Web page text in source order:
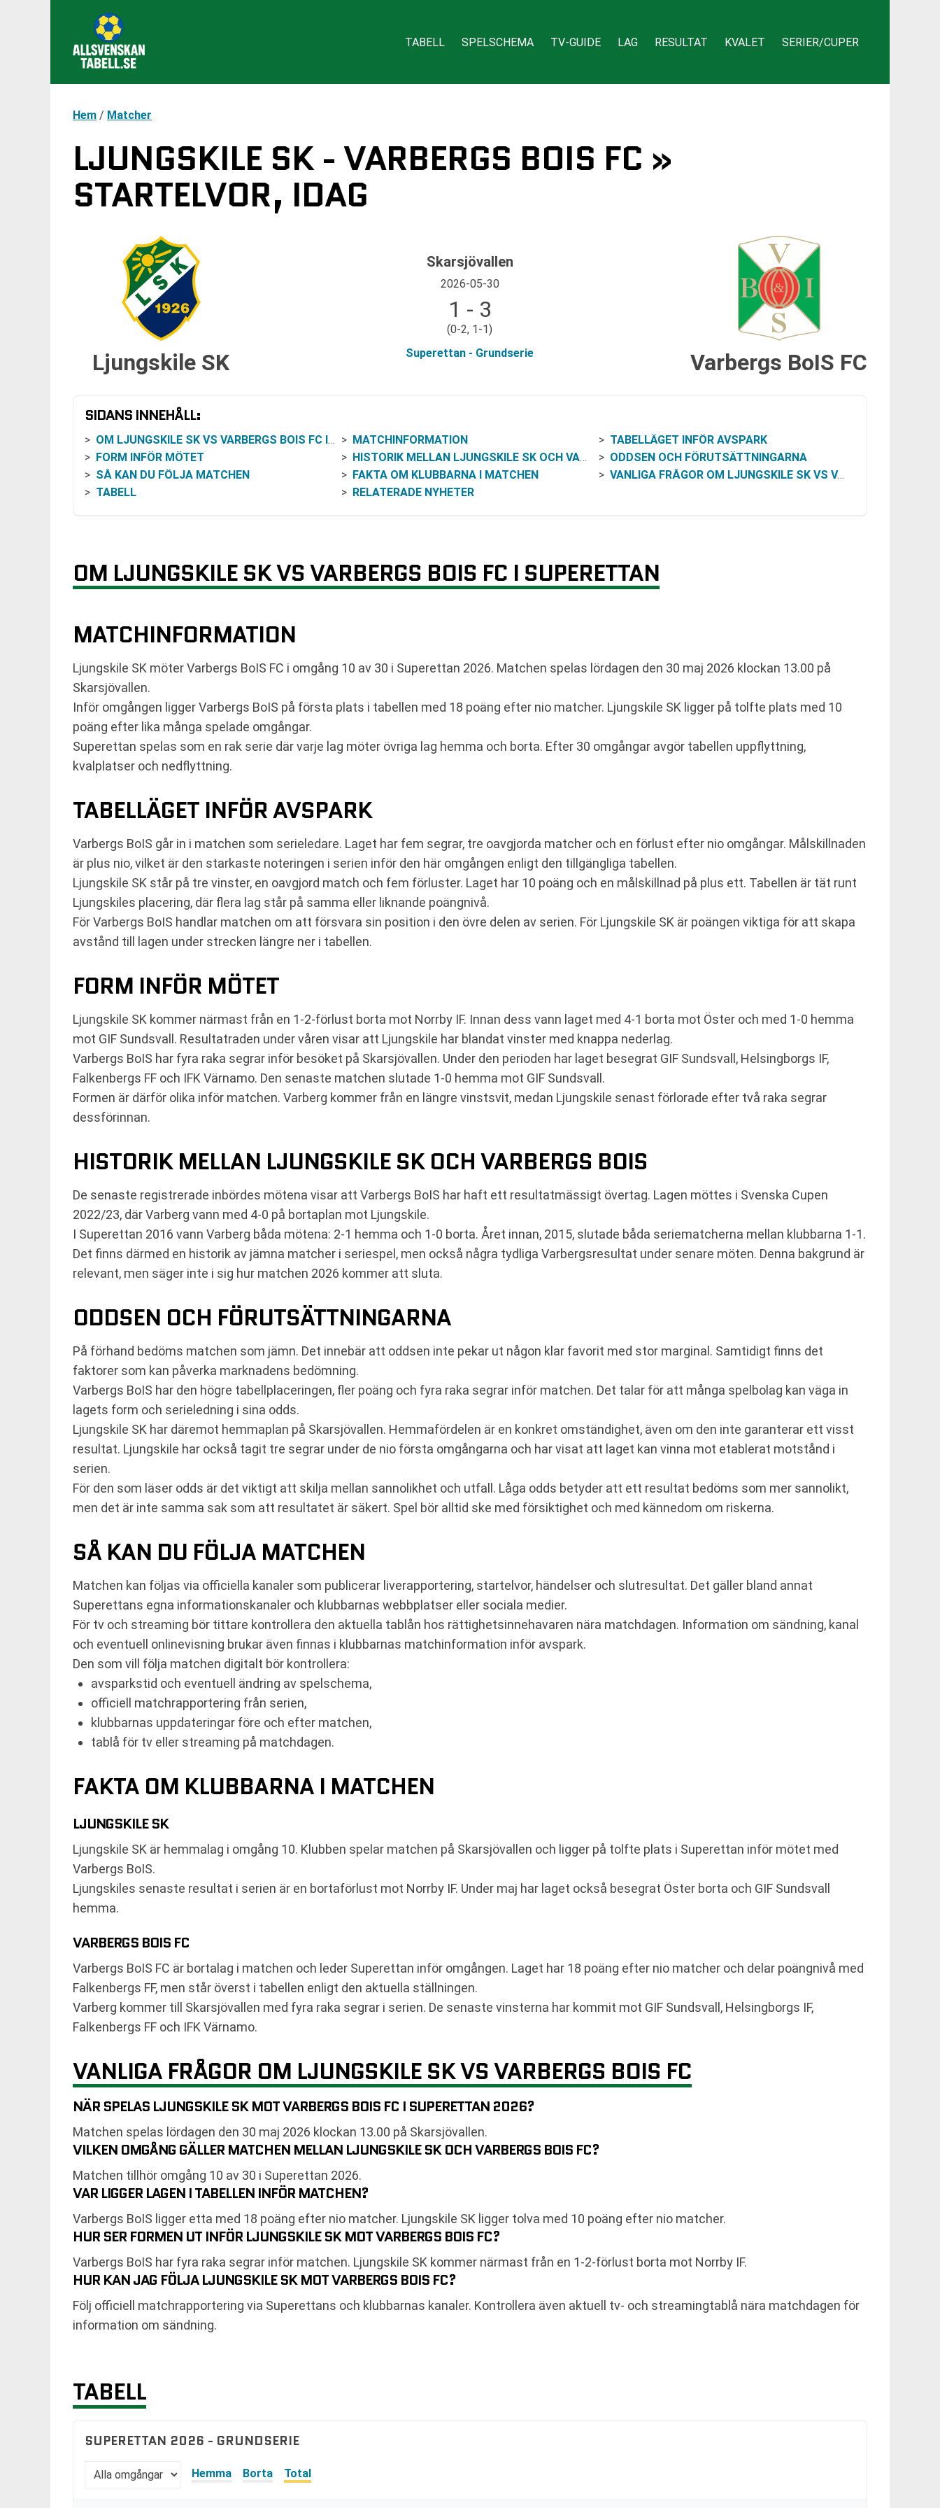
TABELL SPELSCHEMA TV-GUIDE LAG RESULTAT KVALET SERIER/CUPER
Hem / Matcher
LJUNGSKILE SK - VARBERGS BOIS FC »
STARTELVOR, IDAG
Ljungskile SK
Skarsjövallen
2026-05-30
1 - 3
(0-2, 1-1)
Superettan - Grundserie
Varbergs BoIS FC
SIDANS INNEHÅLL:
OM LJUNGSKILE SK VS VARBERGS BOIS FC I SUPERETTAN MATCHINFORMATION
TABELLÄGET INFÖR AVSPARK
FORM INFÖR MÖTET
HISTORIK MELLAN LJUNGSKILE SK OCH VARBERGS BOIS
ODDSEN OCH FÖRUTSÄTTNINGARNA
SÅ KAN DU FÖLJA MATCHEN
FAKTA OM KLUBBARNA I MATCHEN
VANLIGA FRÅGOR OM LJUNGSKILE SK VS VARBERGS BOIS FC
TABELL
RELATERADE NYHETER
OM LJUNGSKILE SK VS VARBERGS BOIS FC I SUPERETTAN
MATCHINFORMATION
Ljungskile SK möter Varbergs BoIS FC i omgång 10 av 30 i Superettan 2026. Matchen spelas lördagen den 30 maj 2026 klockan 13.00 på
Skarsjövallen.
Inför omgången ligger Varbergs BoIS på första plats i tabellen med 18 poäng efter nio matcher. Ljungskile SK ligger på tolfte plats med 10
poäng efter lika många spelade omgångar.
Superettan spelas som en rak serie där varje lag möter övriga lag hemma och borta. Efter 30 omgångar avgör tabellen uppflyttning,
kvalplatser och nedflyttning.
TABELLÄGET INFÖR AVSPARK
Varbergs BoIS går in i matchen som serieledare. Laget har fem segrar, tre oavgjorda matcher och en förlust efter nio omgångar. Målskillnaden
är plus nio, vilket är den starkaste noteringen i serien inför den här omgången enligt den tillgängliga tabellen.
Ljungskile SK står på tre vinster, en oavgjord match och fem förluster. Laget har 10 poäng och en målskillnad på plus ett. Tabellen är tät runt
Ljungskiles placering, där flera lag står på samma eller liknande poängnivå.
För Varbergs BoIS handlar matchen om att försvara sin position i den övre delen av serien. För Ljungskile SK är poängen viktiga för att skapa
avstånd till lagen under strecken längre ner i tabellen.
FORM INFÖR MÖTET
Ljungskile SK kommer närmast från en 1-2-förlust borta mot Norrby IF. Innan dess vann laget med 4-1 borta mot Öster och med 1-0 hemma
mot GIF Sundsvall. Resultatraden under våren visar att Ljungskile har blandat vinster med knappa nederlag.
Varbergs BoIS har fyra raka segrar inför besöket på Skarsjövallen. Under den perioden har laget besegrat GIF Sundsvall, Helsingborgs IF,
Falkenbergs FF och IFK Värnamo. Den senaste matchen slutade 1-0 hemma mot GIF Sundsvall.
Formen är därför olika inför matchen. Varberg kommer från en längre vinstsvit, medan Ljungskile senast förlorade efter två raka segrar
dessförinnan.
HISTORIK MELLAN LJUNGSKILE SK OCH VARBERGS BOIS
De senaste registrerade inbördes mötena visar att Varbergs BoIS har haft ett resultatmässigt övertag. Lagen möttes i Svenska Cupen
2022/23, där Varberg vann med 4-0 på bortaplan mot Ljungskile.
I Superettan 2016 vann Varberg båda mötena: 2-1 hemma och 1-0 borta. Året innan, 2015, slutade båda seriematcherna mellan klubbarna 1-1.
Det finns därmed en historik av jämna matcher i seriespel, men också några tydliga Varbergsresultat under senare möten. Denna bakgrund är
relevant, men säger inte i sig hur matchen 2026 kommer att sluta.
ODDSEN OCH FÖRUTSÄTTNINGARNA
På förhand bedöms matchen som jämn. Det innebär att oddsen inte pekar ut någon klar favorit med stor marginal. Samtidigt finns det
faktorer som kan påverka marknadens bedömning.
Varbergs BoIS har den högre tabellplaceringen, fler poäng och fyra raka segrar inför matchen. Det talar för att många spelbolag kan väga in
lagets form och serieledning i sina odds.
Ljungskile SK har däremot hemmaplan på Skarsjövallen. Hemmafördelen är en konkret omständighet, även om den inte garanterar ett visst
resultat. Ljungskile har också tagit tre segrar under de nio första omgångarna och har visat att laget kan vinna mot etablerat motstånd i
serien.
För den som läser odds är det viktigt att skilja mellan sannolikhet och utfall. Låga odds betyder att ett resultat bedöms som mer sannolikt,
men det är inte samma sak som att resultatet är säkert. Spel bör alltid ske med försiktighet och med kännedom om riskerna.
SÅ KAN DU FÖLJA MATCHEN
Matchen kan följas via officiella kanaler som publicerar liverapportering, startelvor, händelser och slutresultat. Det gäller bland annat
Superettans egna informationskanaler och klubbarnas webbplatser eller sociala medier.
För tv och streaming bör tittare kontrollera den aktuella tablån hos rättighetsinnehavaren nära matchdagen. Information om sändning, kanal
och eventuell onlinevisning brukar även finnas i klubbarnas matchinformation inför avspark.
Den som vill följa matchen digitalt bör kontrollera:
avsparkstid och eventuell ändring av spelschema,
officiell matchrapportering från serien,
klubbarnas uppdateringar före och efter matchen,
tablå för tv eller streaming på matchdagen.
FAKTA OM KLUBBARNA I MATCHEN
LJUNGSKILE SK
Ljungskile SK är hemmalag i omgång 10. Klubben spelar matchen på Skarsjövallen och ligger på tolfte plats i Superettan inför mötet med
Varbergs BoIS.
Ljungskiles senaste resultat i serien är en bortaförlust mot Norrby IF. Under maj har laget också besegrat Öster borta och GIF Sundsvall
hemma.
VARBERGS BOIS FC
Varbergs BoIS FC är bortalag i matchen och leder Superettan inför omgången. Laget har 18 poäng efter nio matcher och delar poängnivå med
Falkenbergs FF, men står överst i tabellen enligt den aktuella ställningen.
Varberg kommer till Skarsjövallen med fyra raka segrar i serien. De senaste vinsterna har kommit mot GIF Sundsvall, Helsingborgs IF,
Falkenbergs FF och IFK Värnamo.
VANLIGA FRÅGOR OM LJUNGSKILE SK VS VARBERGS BOIS FC
NÄR SPELAS LJUNGSKILE SK MOT VARBERGS BOIS FC I SUPERETTAN 2026?
Matchen spelas lördagen den 30 maj 2026 klockan 13.00 på Skarsjövallen.
VILKEN OMGÅNG GÄLLER MATCHEN MELLAN LJUNGSKILE SK OCH VARBERGS BOIS FC?
Matchen tillhör omgång 10 av 30 i Superettan 2026.
VAR LIGGER LAGEN I TABELLEN INFÖR MATCHEN?
Varbergs BoIS ligger etta med 18 poäng efter nio matcher. Ljungskile SK ligger tolva med 10 poäng efter nio matcher.
HUR SER FORMEN UT INFÖR LJUNGSKILE SK MOT VARBERGS BOIS FC?
Varbergs BoIS har fyra raka segrar inför matchen. Ljungskile SK kommer närmast från en 1-2-förlust borta mot Norrby IF.
HUR KAN JAG FÖLJA LJUNGSKILE SK MOT VARBERGS BOIS FC?
Följ officiell matchrapportering via Superettans och klubbarnas kanaler. Kontrollera även aktuell tv- och streamingtablå nära matchdagen för
information om sändning.
TABELL
SUPERETTAN 2026 - GRUNDSERIE
Hemma Borta Total